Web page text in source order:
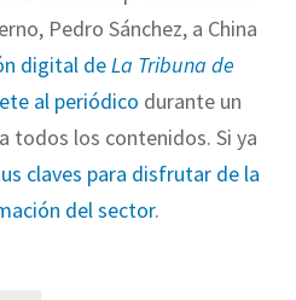
Pedro Sánchez, a China
digital deLa Tribuna de
al periódico durante un
todos los contenidos. Si ya
claves para disfrutar de la
del sector.